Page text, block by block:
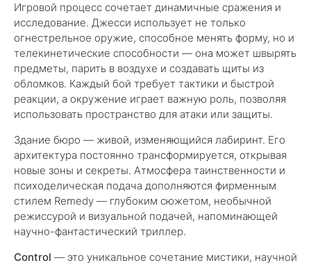
Игровой процесс сочетает динамичные сражения и
исследование. Джесси использует не только
огнестрельное оружие, способное менять форму, но и
телекинетические способности — она может швырять
предметы, парить в воздухе и создавать щиты из
обломков. Каждый бой требует тактики и быстрой
реакции, а окружение играет важную роль, позволяя
использовать пространство для атаки или защиты.
Здание бюро — живой, изменяющийся лабиринт. Его
архитектура постоянно трансформируется, открывая
новые зоны и секреты. Атмосфера таинственности и
психоделическая подача дополняются фирменным
стилем Remedy — глубоким сюжетом, необычной
режиссурой и визуальной подачей, напоминающей
научно-фантастический триллер.
Control — это уникальное сочетание мистики, научной